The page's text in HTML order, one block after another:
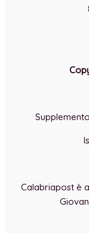
Supplemento
Calabriapost è